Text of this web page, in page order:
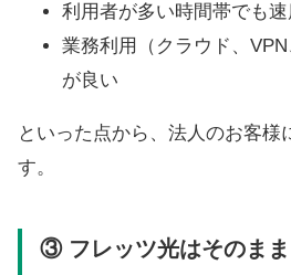
利用者が多い時間帯でも
業務利用（クラウド、
が良い
といった点から、法人のお客様
す。
③ フレッツ光はそのま